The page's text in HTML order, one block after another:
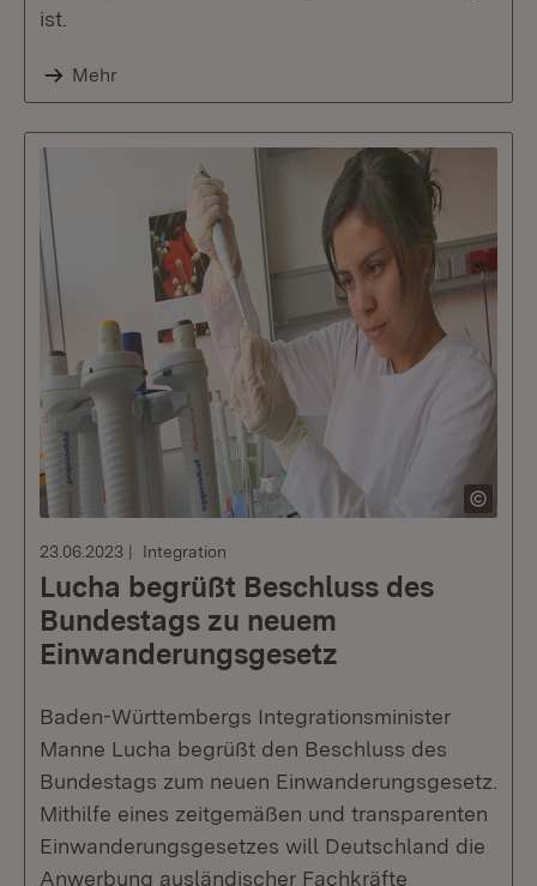
ist.
Mehr
23.06.2023 Integration
Lucha begrüßt Beschluss des
Bundestags zu neuem
Einwanderungsgesetz
Baden-Württembergs Integrationsminister
Manne Lucha begrüßt den Beschluss des
Bundestags zum neuen Einwanderungsgesetz.
Mithilfe eines zeitgemäßen und transparenten
Einwanderungsgesetzes will Deutschland die
Anwerbung ausländischer Fachkräfte